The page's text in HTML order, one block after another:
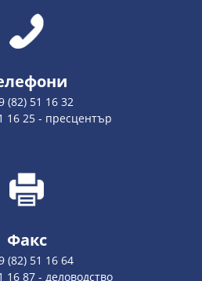
(82) 51 16 32
16 25 - пресцентър
Факс
(82) 51 16 64
16 87 - деловодство